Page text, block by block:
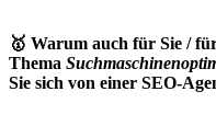
🥇 Warum auch für Sie /
Thema
Sie sich von einer SEO-